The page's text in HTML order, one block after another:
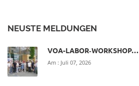
NEUSTE MELDUNGEN
VOA-LABOR‑WORKSHOP…
Am : Juli 07, 2026